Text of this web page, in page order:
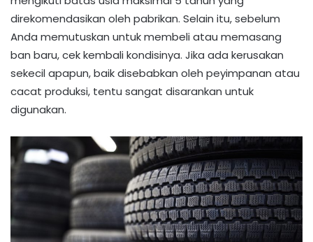
direkomendasikan oleh pabrikan. Selain itu, sebelum
Anda memutuskan untuk membeli atau memasang
ban baru, cek kembali kondisinya. Jika ada kerusakan
sekecil apapun, baik disebabkan oleh peyimpanan atau
cacat produksi, tentu sangat disarankan untuk
digunakan.